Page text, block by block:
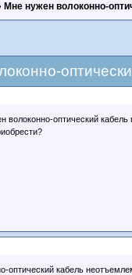
Мне нужен волоконно-
волоконно-оптический
оптический кабель